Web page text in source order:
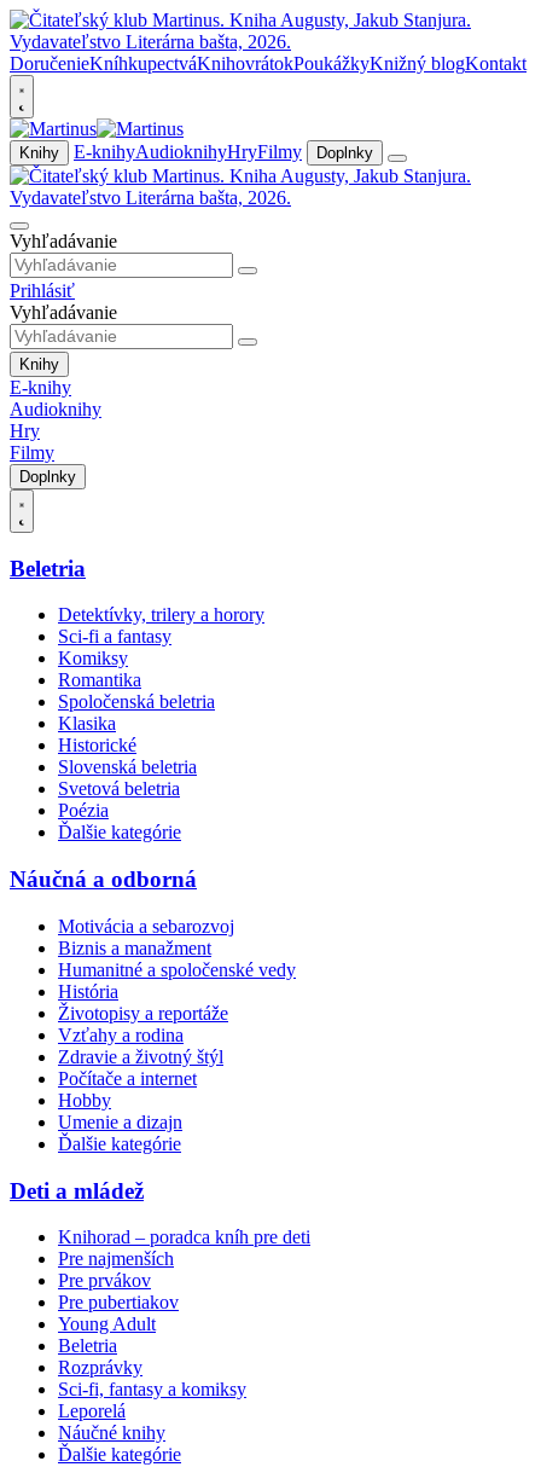
DoručenieKníhkupectváKnihovrátokPoukážkyKnižný blogKontakt
Knihy E-knihyAudioknihyHryFilmy Doplnky
Vyhľadávanie
Prihlásiť
Vyhľadávanie
Knihy
E-knihy
Audioknihy
Hry
Filmy
Doplnky
Beletria
Detektívky, trilery a horory
Sci-fi a fantasy
Komiksy
Romantika
Spoločenská beletria
Klasika
Historické
Slovenská beletria
Svetová beletria
Poézia
Ďalšie kategórie
Náučná a odborná
Motivácia a sebarozvoj
Biznis a manažment
Humanitné a spoločenské vedy
História
Životopisy a reportáže
Vzťahy a rodina
Zdravie a životný štýl
Počítače a internet
Hobby
Umenie a dizajn
Ďalšie kategórie
Deti a mládež
Knihorad – poradca kníh pre deti
Pre najmenších
Pre prvákov
Pre pubertiakov
Young Adult
Beletria
Rozprávky
Sci-fi, fantasy a komiksy
Leporelá
Náučné knihy
Ďalšie kategórie